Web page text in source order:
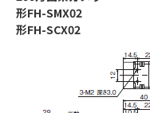
形FH-SMX02
形FH-SCX02